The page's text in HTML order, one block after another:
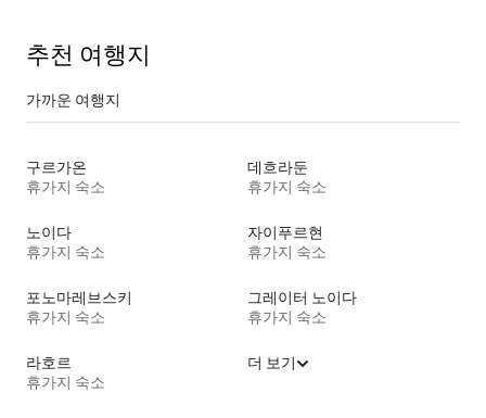
추천 여행지
가까운 여행지
구르가온
휴가지 숙소
데흐라둔
휴가지 숙소
노이다
휴가지 숙소
자이푸르현
휴가지 숙소
포노마레브스키
휴가지 숙소
그레이터 노이다
휴가지 숙소
라호르
휴가지 숙소
더 보기